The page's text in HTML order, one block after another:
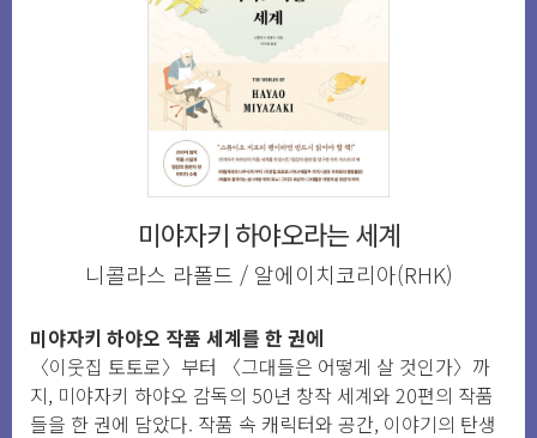
미야자키 하야오라는 세계
니콜라스 라폴드 / 알에이치코리아(RHK)
미야자키 하야오 작품 세계를 한 권에
〈이웃집 토토로〉부터 〈그대들은 어떻게 살 것인가〉까
지, 미야자키 하야오 감독의 50년 창작 세계와 20편의 작품
들을 한 권에 담았다. 작품 속 캐릭터와 공간, 이야기의 탄생